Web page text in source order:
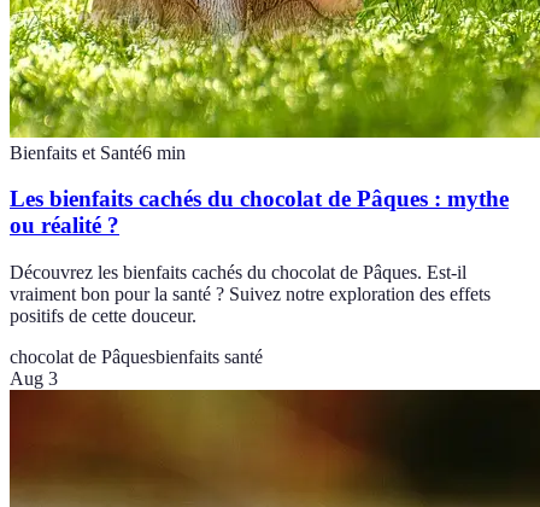
Bienfaits et Santé6 min
Les bienfaits cachés du chocolat de Pâques : mythe
ou réalité ?
Découvrez les bienfaits cachés du chocolat de Pâques. Est-il
vraiment bon pour la santé ? Suivez notre exploration des effets
positifs de cette douceur.
chocolat de Pâquesbienfaits santé
Aug 3